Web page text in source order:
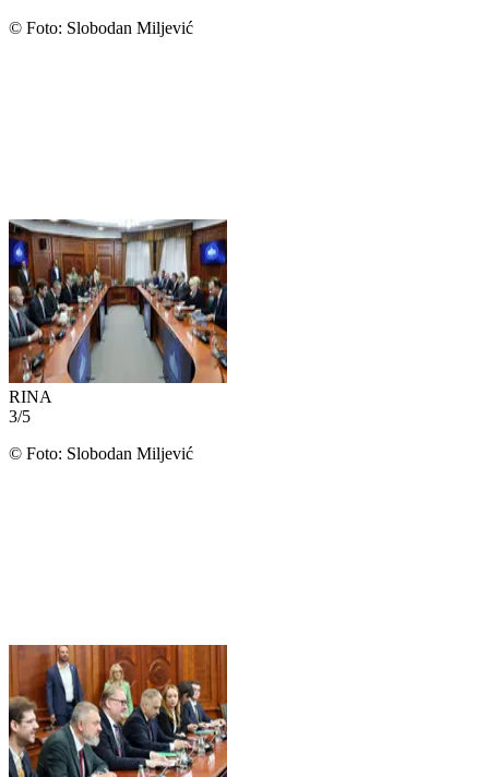
© Foto: Slobodan Miljević
RINA
3/5
© Foto: Slobodan Miljević